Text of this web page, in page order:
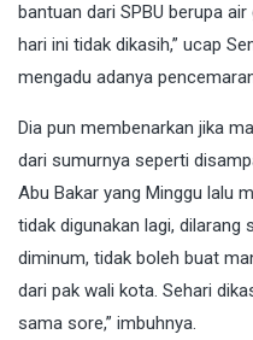
bantuan dari SPBU berupa
hari ini tidak dikasih,” ucap
mengadu adanya
Dia pun membenarkan jika
dari sumurnya seperti
Abu Bakar yang Minggu lalu
tidak digunakan lagi, dilarang
diminum, tidak boleh buat
dari pak wali kota. Sehari
sama sore,” imbuhnya.